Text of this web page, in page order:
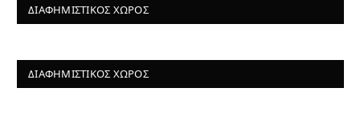
ΔΙΑΦΗΜΙΣΤΙΚΌΣ ΧΏΡΟΣ
ΔΙΑΦΗΜΙΣΤΙΚΌΣ ΧΏΡΟΣ